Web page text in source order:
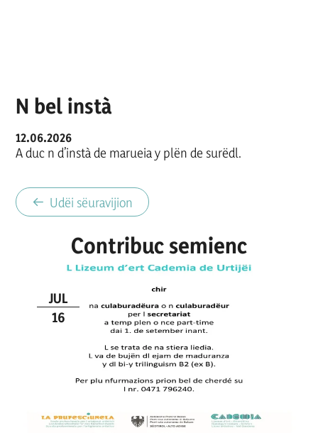
N bel instà
12.06.2026
A duc n d’instà de marueia y plën de surëdl.
Udëi sëuravijion
Contribuc semienc
JUL
16